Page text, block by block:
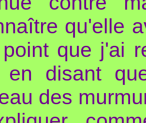
qu'elle
que j'ai
en disant
des